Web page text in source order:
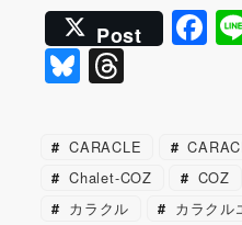
Post F
a
e
b
o
Bl
u
e
s
k
T
e
a
d
CARACLE
Chalet-COZ
COZ
カラクル
カラクル